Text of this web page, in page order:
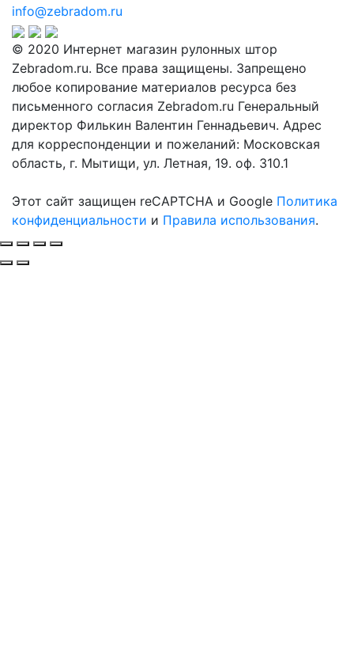
info@zebradom.ru
© 2020 Интернет магазин рулонных штор
Zebradom.ru. Все права защищены. Запрещено
любое копирование материалов ресурса без
письменного согласия Zebradom.ru Генеральный
директор Филькин Валентин Геннадьевич. Адрес
для корреспонденции и пожеланий: Московская
область, г. Мытищи, ул. Летная, 19. оф. 310.1
Этот сайт защищен reCAPTCHA и Google Политика
конфиденциальности и Правила использования.